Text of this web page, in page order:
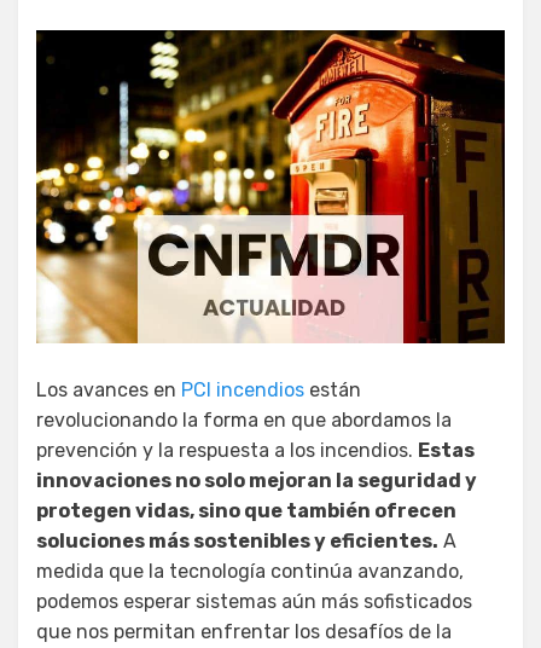
Los avances en PCI incendios están
revolucionando la forma en que abordamos la
prevención y la respuesta a los incendios. Estas
innovaciones no solo mejoran la seguridad y
protegen vidas, sino que también ofrecen
soluciones más sostenibles y eficientes. A
medida que la tecnología continúa avanzando,
podemos esperar sistemas aún más sofisticados
que nos permitan enfrentar los desafíos de la